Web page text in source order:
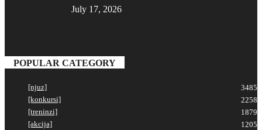
July 17, 2026
POPULAR CATEGORY
[njuz]
3485
[konkursi]
2258
[treninzi]
1879
[akcija]
1205